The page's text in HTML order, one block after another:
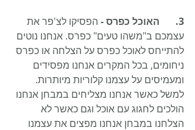
3.	האוכל כפרס -
הפסיקו לצ'פר את
עצמכם ב"משהו טעים" כפרס. אנחנו נוטים
להתייחס לאוכל כפרס על הצלחה או כפרס
ניחומים, בכל המקרים אנחנו מפסידים
ומעמיסים על עצמנו קלוריות מיותרות.
למשל כאשר אנחנו מצליחים במבחן אנחנו
הולכים לחגוג עם אוכל וגם כאשר לא
הצלחנו במבחן אנחנו מפצים את עצמנו